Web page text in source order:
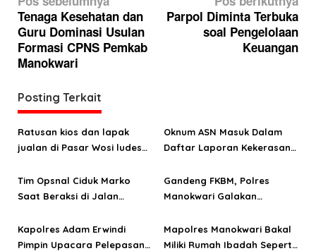
a
v
i
a
s
i
o
s
Tenaga Kesehatan dan
Guru Dominasi Usulan
Formasi CPNS Pemkab
Manokwari
Parpol Diminta Terbuka
soal Pengelolaan
Keuangan
Posting Terkait
Ratusan kios dan lapak
jualan di Pasar Wosi ludes
Oknum ASN Masuk Dalam
Daftar Laporan Kekerasan
Tim Opsnal Ciduk Marko
Saat Beraksi di Jalan
Gandeng FKBM, Polres
Manokwari Galakan
Kapolres Adam Erwindi
Pimpin Upacara Pelepasan
Mapolres Manokwari Bakal
Miliki Rumah Ibadah Seperti